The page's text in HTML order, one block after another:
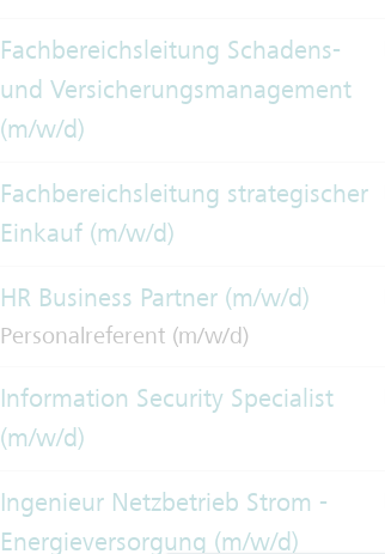
Fachbereichsleitung Schadens-
und Versicherungsmanagement
(m/w/d)
Fachbereichsleitung strategischer
Einkauf (m/w/d)
HR Business Partner (m/w/d)
Personalreferent (m/w/d)
Information Security Specialist
(m/w/d)
Ingenieur Netzbetrieb Strom -
Energieversorgung (m/w/d)